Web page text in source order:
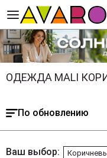
ОДЕЖДА MALI
По обновлению
Ваш выбор: